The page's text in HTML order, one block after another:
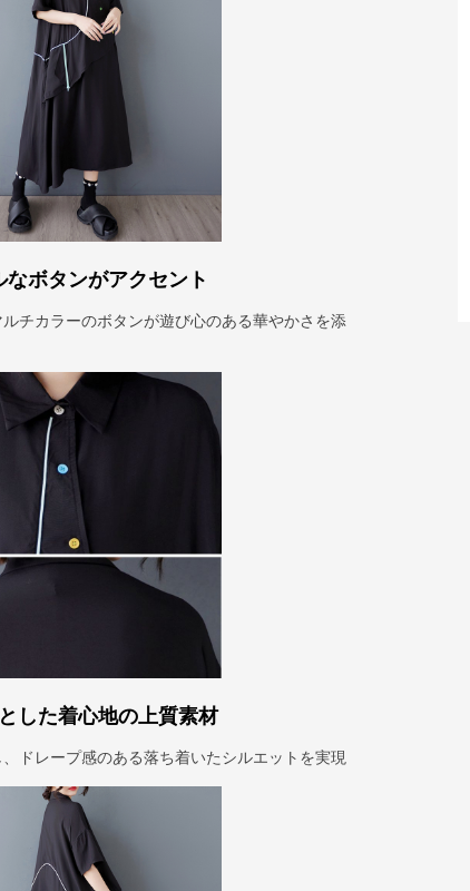
なボタンがアクセント
チカラーのボタンが遊び心のある華やかさを添
した着心地の上質素材
ドレープ感のある落ち着いたシルエットを実現